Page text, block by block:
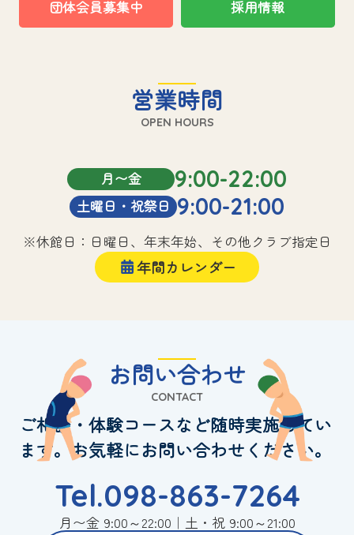
団体会員募集中 採用情報
営業時間
OPEN HOURS
月〜金 9:00-22:00
土曜日・祝祭日 9:00-21:00
※休館日：日曜日、年末年始、その他クラブ指定日
年間カレンダー
お問い合わせ
CONTACT
ご相談・体験コースなど随時実施してい
ます。お気軽にお問い合わせください。
Tel.098-863-7264
月〜金 9:00～22:00｜土・祝 9:00～21:00